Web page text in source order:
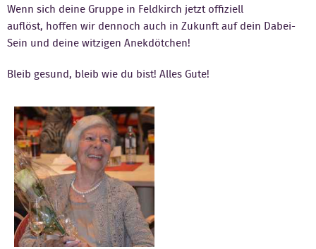
Wenn sich deine Gruppe in Feldkirch jetzt offiziell
auflöst, hoffen wir dennoch auch in Zukunft auf dein Dabei-
Sein und deine witzigen Anekdötchen!
Bleib gesund, bleib wie du bist! Alles Gute!